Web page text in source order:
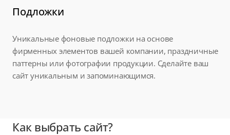
Подложки
Уникальные фоновые подложки на основе
фирменных элементов вашей компании, праздничные
паттерны или фотографии продукции. Сделайте ваш
сайт уникальным и запоминающимся.
Как выбрать сайт?